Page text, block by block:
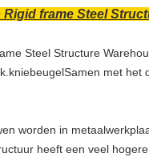
frame Steel
Steel Structure
met
worden in
heeft een veel